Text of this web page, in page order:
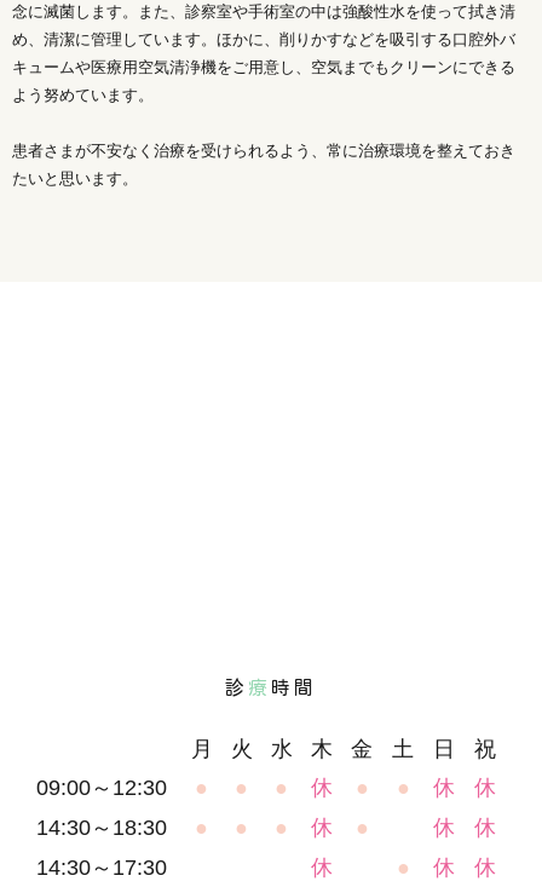
念に滅菌します。また、診察室や手術室の中は強酸性水を使って拭き清
め、清潔に管理しています。ほかに、削りかすなどを吸引する口腔外バ
キュームや医療用空気清浄機をご用意し、空気までもクリーンにできる
よう努めています。
患者さまが不安なく治療を受けられるよう、常に治療環境を整えておき
たいと思います。
診 療 時間
月 火 水 木 金 土 日
祝
09:00～12:30
● ● ● 休 ● ● 休
休
14:30～18:30
● ● ● 休 ● 休
休
14:30～17:30
休 ● 休 休